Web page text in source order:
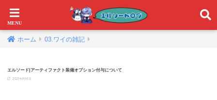
ホーム 03.ワイの雑記
エルソード|アーティファクト装備オプション付与について
2021年9月6日